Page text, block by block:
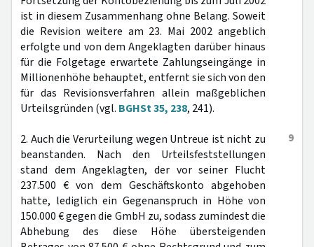
ist in diesem Zusammenhang ohne Belang. Soweit
die Revision weitere am 23. Mai 2002 angeblich
erfolgte und von dem Angeklagten darüber hinaus
für die Folgetage erwartete Zahlungseingänge in
Millionenhöhe behauptet, entfernt sie sich von den
für das Revisionsverfahren allein maßgeblichen
Urteilsgründen (vgl. BGHSt 35, 238, 241).
9
2. Auch die Verurteilung wegen Untreue ist nicht zu
beanstanden. Nach den Urteilsfeststellungen
stand dem Angeklagten, der vor seiner Flucht
237.500 € von dem Geschäftskonto abgehoben
hatte, lediglich ein Gegenanspruch in Höhe von
150.000 € gegen die GmbH zu, sodass zumindest die
Abhebung des diese Höhe übersteigenden